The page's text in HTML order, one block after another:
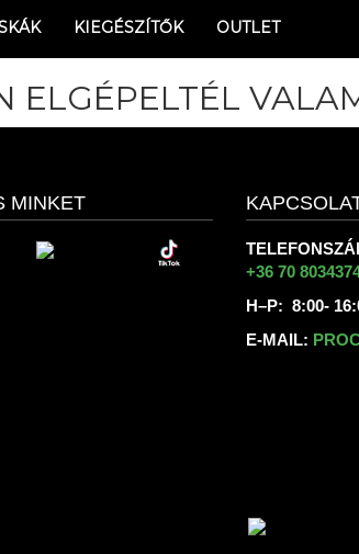
KIEGÉSZÍTŐK OUTLET
ELGÉPELTÉL
MINKET
+36 70
H–P: 8:00-
E-MAIL: